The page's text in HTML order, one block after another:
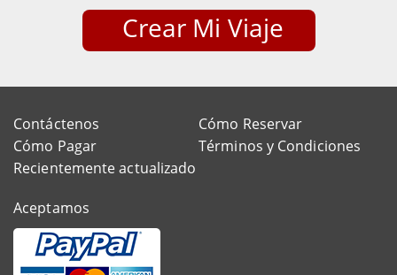
Crear Mi Viaje
Contáctenos
Cómo Reservar
Cómo Pagar
Términos y Condiciones
Recientemente actualizado
Aceptamos